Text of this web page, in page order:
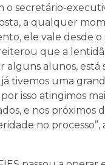
o secretário-
a qualquer
ele vale desde o
que a
alguns alunos, está
já tivemos uma
isso atingimos
e nos próximos
no